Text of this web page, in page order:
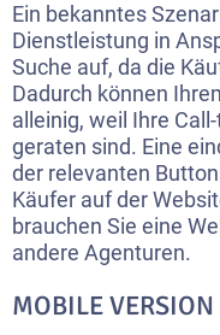
Ein bekanntes
Dienstleistung in
Suche auf, da die
Dadurch können
alleinig, weil Ihre
geraten sind. Eine
der relevanten
Käufer auf der
brauchen Sie eine
andere Agenturen.
MOBILE VERSION